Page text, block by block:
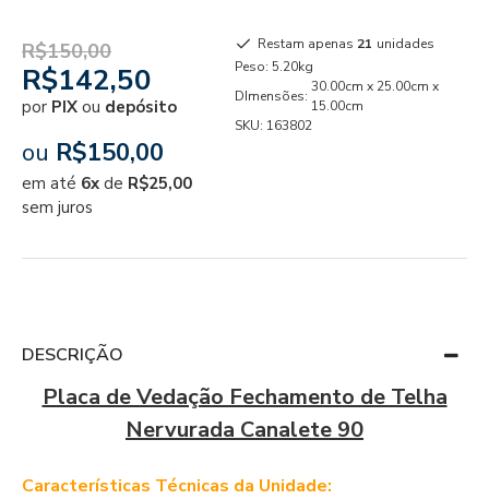
R$142,50
R$150,00
por PIX ou depósito
ou R$150,00
em até 6x de R$25,00
sem juros
Restam apenas 21 unidades
Peso: 5.20kg
DImensões:
30.00cm x 25.00cm x
15.00cm
SKU: 163802
DESCRIÇÃO
Placa de Vedação Fechamento de Telha
Nervurada Canalete 90
Características Técnicas da Unidade: